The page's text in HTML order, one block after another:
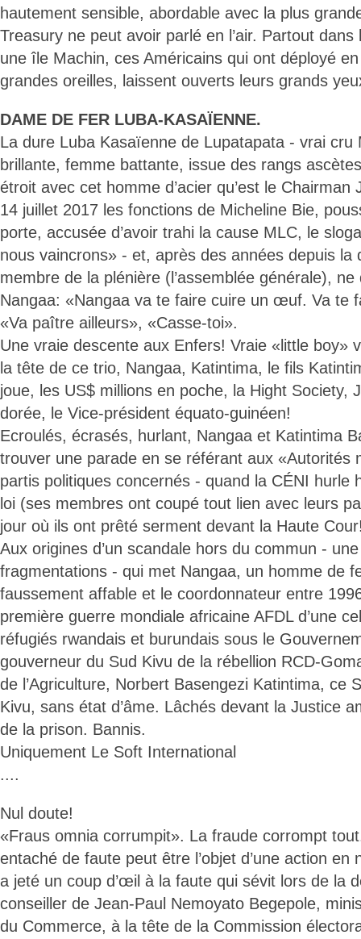
hautement sensible, abordable avec la plus
Treasury ne peut avoir parlé en l’air. Partout
une île Machin, ces Américains qui ont déployé
grandes oreilles, laissent ouverts leurs grands
DAME DE FER LUBA-KASAÏENNE.
La dure Luba Kasaïenne de Lupatapata - vrai cru
brillante, femme battante, issue des rangs
étroit avec cet homme d’acier qu’est le Chairman
14 juillet 2017 les fonctions de Micheline Bie,
porte, accusée d’avoir trahi la cause MLC, le
nous vaincrons» - et, après des années depuis la
membre de la plénière (l’assemblée générale), ne
Nangaa: «Nangaa va te faire cuire un œuf. Va te
«Va paître ailleurs», «Casse-toi».
Une vraie descente aux Enfers! Vraie «little boy»
la tête de ce trio, Nangaa, Katintima, le fils
joue, les US$ millions en poche, la Hight Society,
dorée, le Vice-président équato-guinéen!
Ecroulés, écrasés, hurlant, Nangaa et Katintima
trouver une parade en se référant aux «Autorités
partis politiques concernés - quand la CÉNI hurle
loi (ses membres ont coupé tout lien avec leurs
jour où ils ont prêté serment devant la Haute
Aux origines d’un scandale hors du commun -
fragmentations - qui met Nangaa, un homme de
faussement affable et le coordonnateur entre
première guerre mondiale africaine AFDL d’une
réfugiés rwandais et burundais sous le
gouverneur du Sud Kivu de la rébellion RCD-
de l’Agriculture, Norbert Basengezi Katintima, ce
Kivu, sans état d’âme. Lâchés devant la Justice
de la prison. Bannis.
Uniquement Le Soft International
....
Nul doute!
«Fraus omnia corrumpit». La fraude corrompt
entaché de faute peut être l’objet d’une action en
a jeté un coup d’œil à la faute qui sévit lors de la
conseiller de Jean-Paul Nemoyato Begepole,
du Commerce, à la tête de la Commission